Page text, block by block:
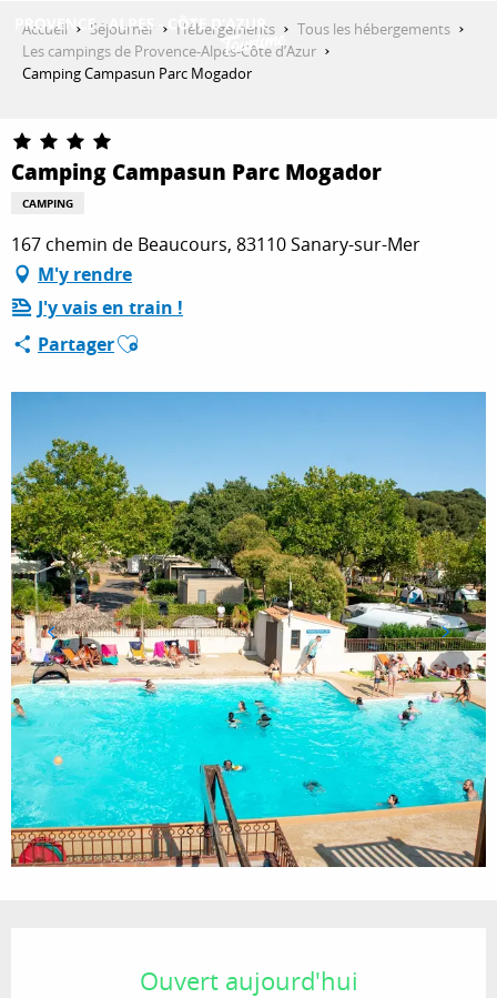
contenu
QUE FAIRE ?
SÉJOURNER
ESPACE PRO
Accueil Séjourner Hébergements
Tous les hébergements
Les campings de Provence-Alpes-Côte d’Azur
Camping Campasun Parc Mogador
Camping Campasun Parc Mogador
CAMPING
167 chemin de Beaucours, 83110 Sanary-sur-Mer
M'y rendre
J'y vais en train !
PartagerAjouter aux favoris
Ouvert aujourd'hui